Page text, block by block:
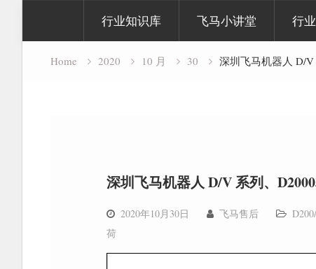
行业知识库 飞马小讲堂 行
Home 2020 10 月 30 深圳飞马机器人 D/
深圳飞马机器人 D/V 系列、
2020年10月30日 飞马售后
荷